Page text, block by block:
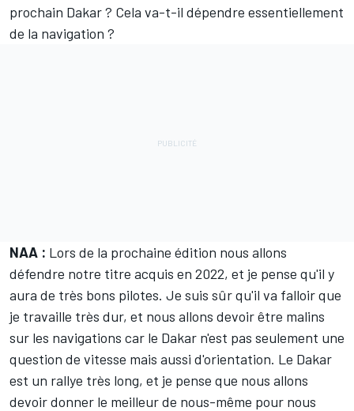
prochain Dakar ? Cela va-t-il dépendre essentiellement
de la navigation ?
NAA : Lors de la prochaine édition nous allons
défendre notre titre acquis en 2022, et je pense qu'il y
aura de très bons pilotes. Je suis sûr qu'il va falloir que
je travaille très dur, et nous allons devoir être malins
sur les navigations car le Dakar n'est pas seulement une
question de vitesse mais aussi d'orientation. Le Dakar
est un rallye très long, et je pense que nous allons
devoir donner le meilleur de nous-même pour nous